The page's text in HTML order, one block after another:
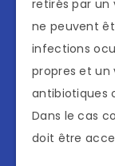
retirés par un
ne peuvent
infections
propres et un
antibiotiques
Dans le cas
doit être